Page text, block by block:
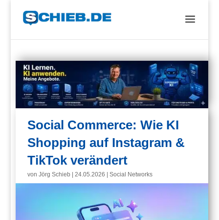
Social Commerce: Wie KI
Shopping auf Instagram &
TikTok verändert
vonJörg Schieb |24.05.2026 |Social Networks